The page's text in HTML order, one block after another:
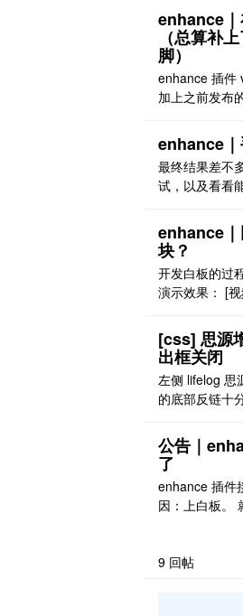
本次更新为
乐。
enhance
（总算补
脚）
enhance 插件
加上之前发布
enhance
最终结果差不
试，以及看看
enhance
块？
开发白板的过
演示效果： [
[css] 思源
出框关闭
左侧 lifelog 思
的底部反链十
个人使用不到
中关闭，而在
影响观感，故
记 ..
公告｜
了
enhance 插件
因：上白板。
9 回帖